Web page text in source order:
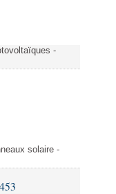
-
solaire -